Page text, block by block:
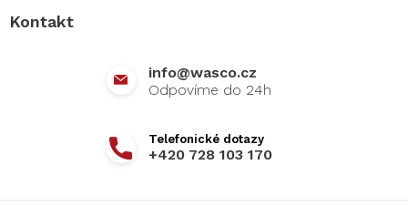
Kontakt
info@wasco.cz
+420 728 103 170